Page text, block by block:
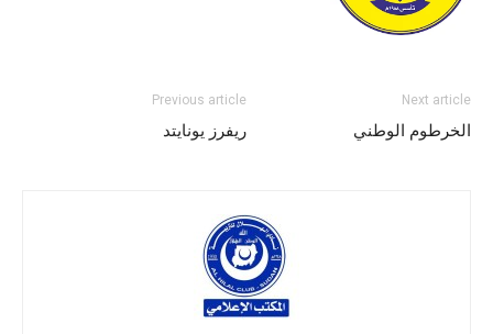
Previous article
ريفرز يونايتد
Next article
الخرطوم الوطني